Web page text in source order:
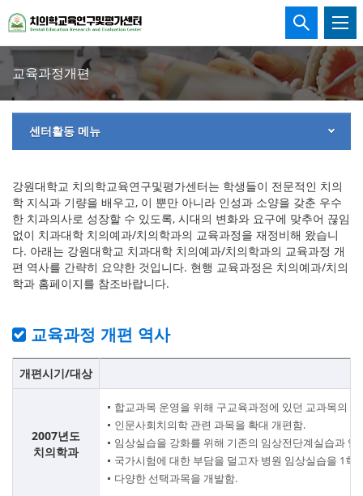
강
원
대
학
교
강
릉
캠
퍼
스
치
학
통
합
검
색
열
기
교육과정개편
센터활동 메뉴
강원대학교 치의학교육연구및평가센터는 학생들이 전문적인 치의
학 지식과 기량을 배우고, 이 뿐만 아니라 인성과 소양을 갖춘 우수
한 치과의사로 성장할 수 있도록, 시대의 변화와 요구에 맞추어 끊임
없이 치과대학 치의예과/치의학과의 교육과정을 재정비해 왔습니
다. 아래는 강원대학교 치과대학 치의예과/치의학과의 교육과정 개
편 역사를 간략히 요약한 것입니다. 현행 교육과정은 치의예과/치의
학과 홈페이지를 참조바랍니다.
교육과정 개편 역사
개편시기/대상
2007년도
치의학과
합교과목 운영을 위해 구교육과정에 있던 교과목의
인문사회치의학 관련 과목을 확대 개편함.
임상실습을 강화를 위해 기존의 임상전단계실습과
국가시험에 대한 부담을 덜고자 병원 임상실습을 1학
다양한 선택과목을 개발함.